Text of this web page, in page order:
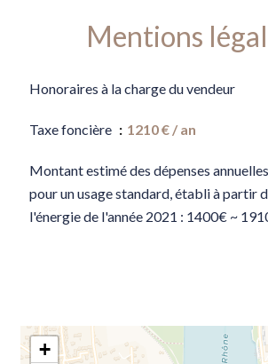
Mentions
Honoraires à la charge du vendeur
Taxe foncière 1210 € / an
Montant estimé des dépenses
pour un usage standard, établi à partir
l'énergie de l'année 2021 : 1400€ ~
+